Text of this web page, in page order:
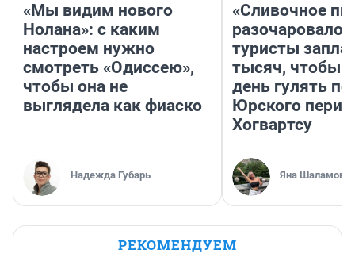
«Мы видим нового
Нолана»: с каким
настроем нужно
смотреть «Одиссею»,
чтобы она не
выглядела как фиаско
Надежда Губарь
«Сливочное
разочаровало»:
туристы
тысяч, чтобы
день гулять по
Юрского
Хогвартсу
Яна Шаламова
РЕКОМЕНДУЕМ